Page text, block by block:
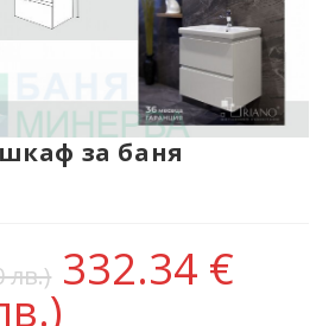
за баня
лв.) 332.34 €